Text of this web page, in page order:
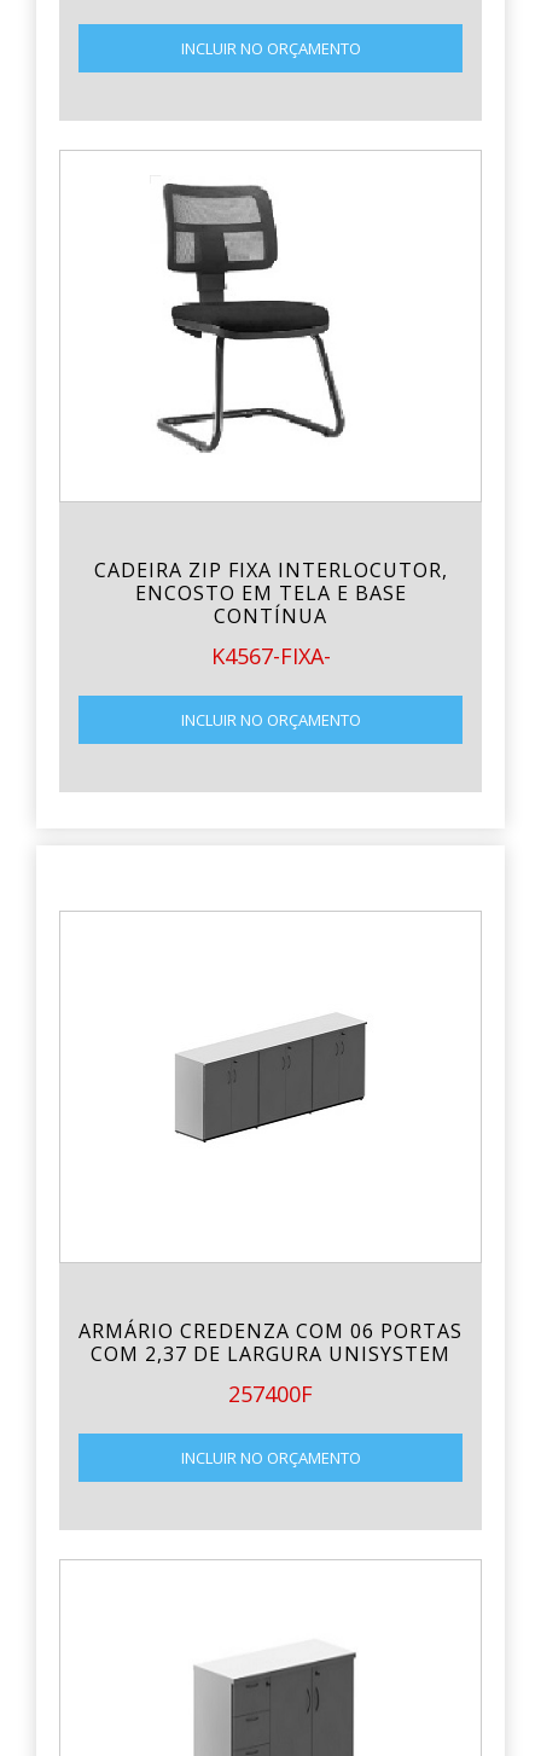
INCLUIR NO ORÇAMENTO
CADEIRA ZIP FIXA INTERLOCUTOR,
ENCOSTO EM TELA E BASE
CONTÍNUA
K4567-FIXA-
INCLUIR NO ORÇAMENTO
ARMÁRIO CREDENZA COM 06 PORTAS
COM 2,37 DE LARGURA UNISYSTEM
257400F
INCLUIR NO ORÇAMENTO